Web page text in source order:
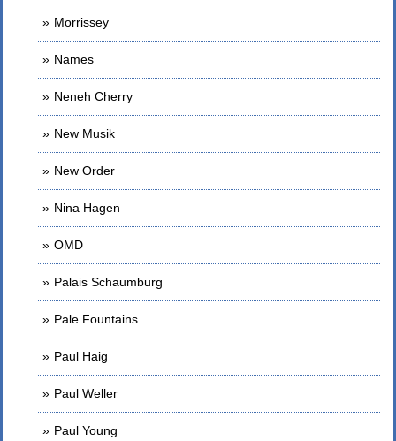
Morrissey
Names
Neneh Cherry
New Musik
New Order
Nina Hagen
OMD
Palais Schaumburg
Pale Fountains
Paul Haig
Paul Weller
Paul Young